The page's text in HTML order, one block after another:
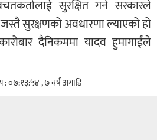
सुरक्षित गर्न सरकारले
सुरक्षणको अवधारणा ल्याएको हो
दैनिकममा यादव हुमागाईंले
०७:१३:५४ , ७ वर्ष अगाडि